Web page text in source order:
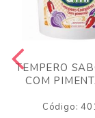
TEMPERO
COM
Código: